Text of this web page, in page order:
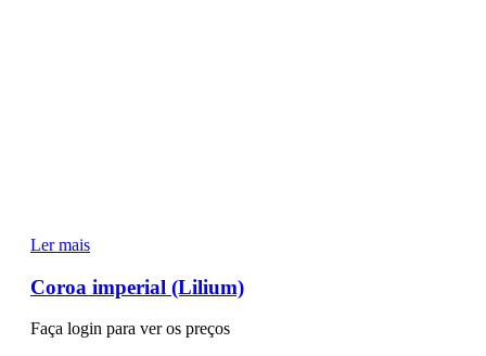
Ler mais
Coroa imperial (Lilium)
Faça login para ver os preços